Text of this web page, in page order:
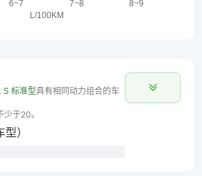
S 标准型具有相同动力组合的车
于20。
）